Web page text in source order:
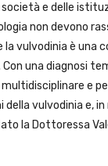
e delle
non devono
la vulvodinia è una
una diagnosi
e
della vulvodinia e,
la Dottoressa